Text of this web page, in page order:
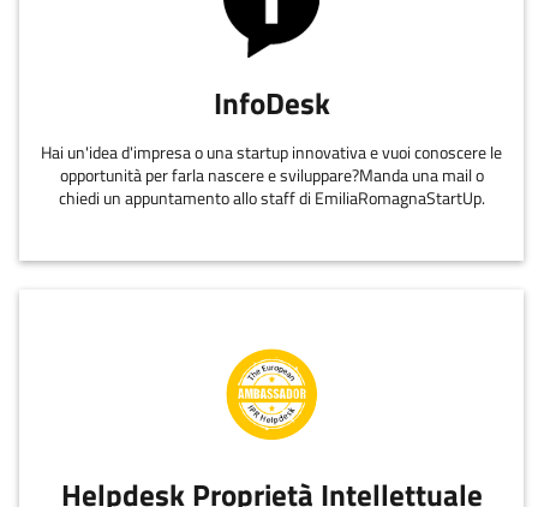
InfoDesk
Hai un'idea d'impresa o una startup innovativa e vuoi conoscere le
opportunità per farla nascere e sviluppare?Manda una mail o
chiedi un appuntamento allo staff di EmiliaRomagnaStartUp.
Helpdesk Proprietà Intellettuale